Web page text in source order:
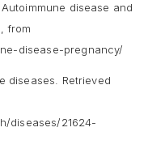
Autoimmune disease and
from
disease-pregnancy/
diseases.
Retrieved
diseases/21624-